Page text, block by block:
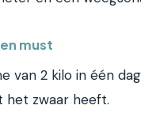
must
van 2 kilo in één
het zwaar heeft.